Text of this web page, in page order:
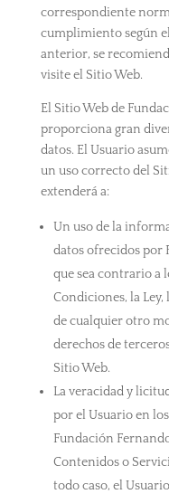
correspondiente
cumplimiento según
anterior, se
visite el Sitio Web.
El Sitio Web de
proporciona gran
datos. El Usuario
un uso correcto del
extenderá a:
Un uso de la
datos ofrecidos por
que sea contrario a
Condiciones, la
de cualquier otro
derechos de
Sitio Web.
La veracidad y
por el Usuario en
Fundación
Contenidos o
todo caso, el